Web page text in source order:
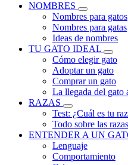
NOMBRES
Nombres para gatos
Nombres para gatas
Ideas de nombres
TU GATO IDEAL
Cómo elegir gato
Adoptar un gato
Comprar un gato
La llegada del gato
RAZAS
Test: ¿Cuál es tu
Todo sobre las razas
ENTENDER A UN
Lenguaje
Comportamiento